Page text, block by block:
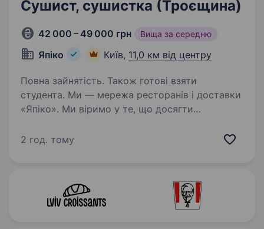
Сушист, сушистка (Троєщина)
42 000 – 49 000 грн Вища за середню
Япіко Київ, 11,0 км від центру
Повна зайнятість. Також готові взяти
студента. Ми — мережа ресторанів і доставки
«Япіко». Ми віримо у те, що досягти
ти любиш. Тож щоб разом досягати великих
2 год. тому